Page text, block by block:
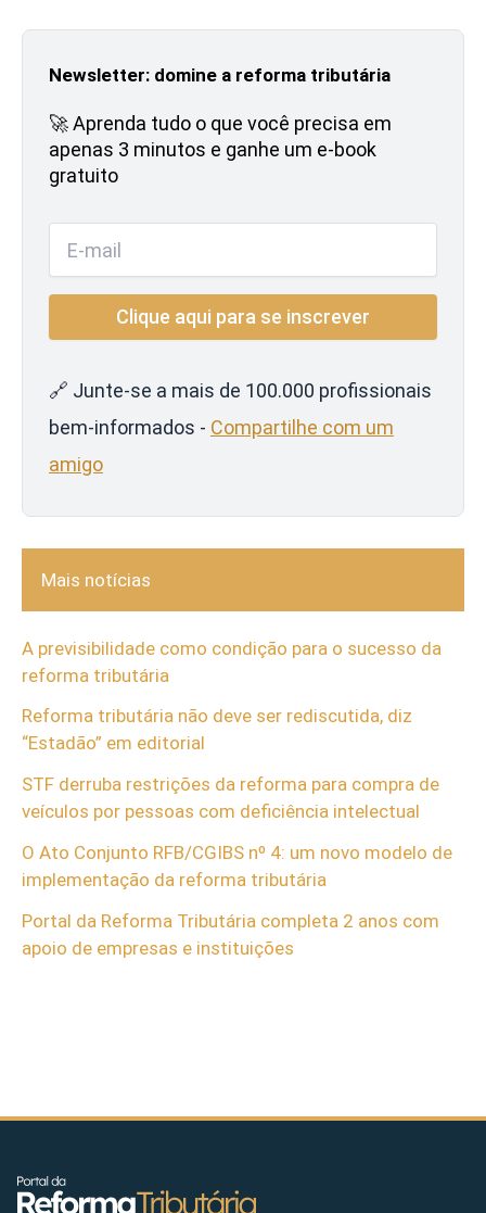
Newsletter: domine a reforma tributária
🚀 Aprenda tudo o que você precisa em
apenas 3 minutos e ganhe um e-book
gratuito
🔗 Junte-se a mais de 100.000 profissionais
bem-informados - Compartilhe com um
amigo
Mais notícias
A previsibilidade como condição para o sucesso da
reforma tributária
Reforma tributária não deve ser rediscutida, diz
“Estadão” em editorial
STF derruba restrições da reforma para compra de
veículos por pessoas com deficiência intelectual
O Ato Conjunto RFB/CGIBS nº 4: um novo modelo de
implementação da reforma tributária
Portal da Reforma Tributária completa 2 anos com
apoio de empresas e instituições